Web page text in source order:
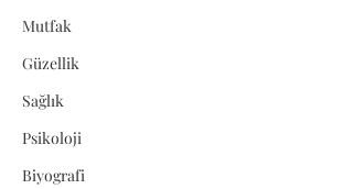
Mutfak
Güzellik
Sağlık
Psikoloji
Biyografi